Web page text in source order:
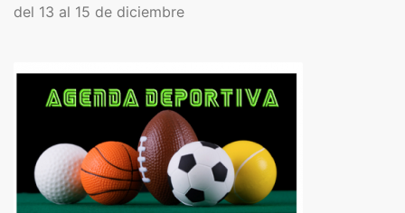
del 13 al 15 de diciembre